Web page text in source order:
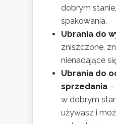
dobrym
spakowania.
Ubrania do
zniszczone,
nienadające
Ubrania do
sprzedania –
w dobrym
używasz i